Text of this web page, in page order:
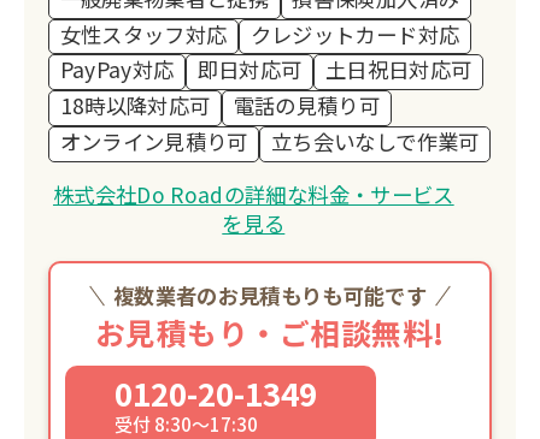
女性スタッフ対応
クレジットカード対応
PayPay対応
即日対応可
土日祝日対応可
18時以降対応可
電話の見積り可
オンライン見積り可
立ち会いなしで作業可
株式会社Do Roadの詳細な料金・サービス
を見る
複数業者のお見積もりも可能です
お見積もり・ご相談無料!
0120-20-1349
受付 8:30～17:30